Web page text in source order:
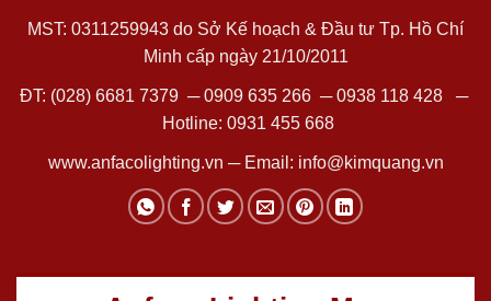
MST: 0311259943 do Sở Kế hoạch & Đầu tư Tp. Hồ Chí
Minh cấp ngày 21/10/2011
ĐT: (028) 6681 7379 ─0909 635 266─0938 118 428─
Hotline: 0931 455 668
www.anfacolighting.vn ─ Email: info@kimquang.vn